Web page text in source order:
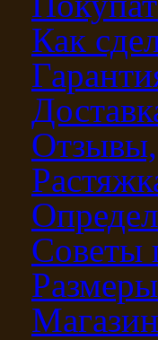
Как
Советы
Магазин